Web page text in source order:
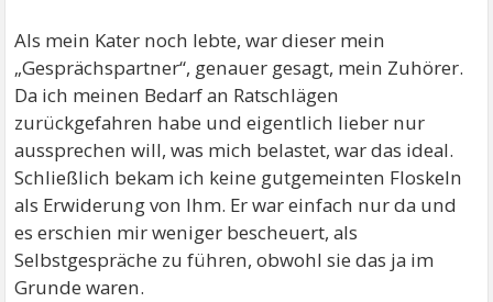
Als mein Kater noch lebte, war dieser mein
„Gesprächspartner“, genauer gesagt, mein Zuhörer.
Da ich meinen Bedarf an Ratschlägen
zurückgefahren habe und eigentlich lieber nur
aussprechen will, was mich belastet, war das ideal.
Schließlich bekam ich keine gutgemeinten Floskeln
als Erwiderung von Ihm. Er war einfach nur da und
es erschien mir weniger bescheuert, als
Selbstgespräche zu führen, obwohl sie das ja im
Grunde waren.